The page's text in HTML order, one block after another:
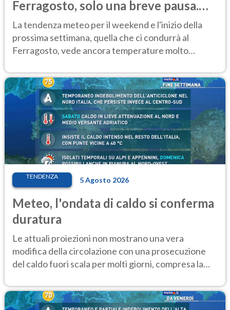
Ferragosto, solo una breve pausa.
Ecco dove
La tendenza meteo per il weekend e l'inizio della
prossima settimana, quella che ci condurrà al
Ferragosto, vede ancora temperature molto
TENDENZA 5 Agosto 2026
Meteo, l'ondata di caldo si conferma
duratura
Le attuali proiezioni non mostrano una vera
modifica della circolazione con una prosecuzione
del caldo fuori scala per molti giorni, compresa la